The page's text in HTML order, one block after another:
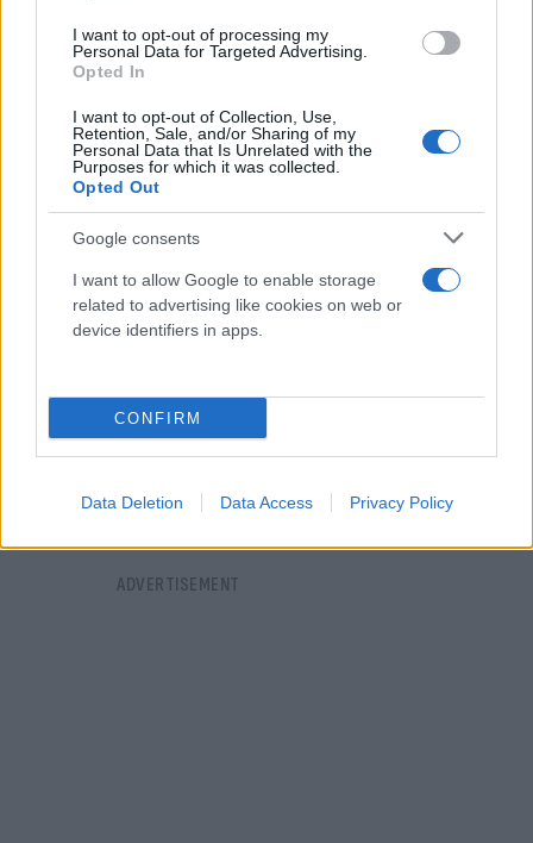
I want to opt-out of processing my
Personal Data for Targeted Advertising.
Opted In
I want to opt-out of Collection, Use,
Retention, Sale, and/or Sharing of my
Personal Data that Is Unrelated with the
Purposes for which it was collected.
Opted Out
Google consents
I want to allow Google to enable storage
related to advertising like cookies on web or
device identifiers in apps.
CONFIRM
Data Deletion Data Access Privacy Policy
καθώς «δεν ακυρώνει απλώς τις ομαδικές
απολύσεις που έγιναν με τον νόμο Χατζηδάκη,
κρίνει και ότι από την πλευρά της εταιρείας
υπήρχαν προσπάθειες βλάβης του δημοσίου
συμφέροντος».